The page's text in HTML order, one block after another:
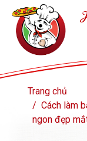
Trang chủ
Cách làm
ngon đẹp